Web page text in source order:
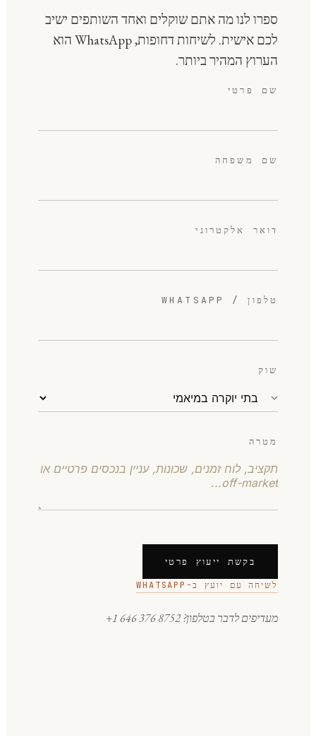
ספרו לנו מה אתם שוקלים ואחד השותפים ישיב
לכם אישית. לשיחות דחופות, WhatsApp הוא
הערוץ המהיר ביותר.
שם פרטי
שם משפחה
דואר אלקטרוני
טלפון / WHATSAPP
שוק
מטרה
בקשת ייעוץ פרטי
לשיחה עם יועץ ב-WHATSAPP
מעדיפים לדבר בטלפון?+1 646 376 8752